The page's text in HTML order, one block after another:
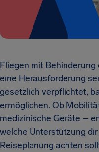
Fliegen mit Behinderung
eine Herausforderung
gesetzlich verpflichtet,
ermöglichen. Ob
medizinische Geräte –
welche Unterstützung
Reiseplanung achten